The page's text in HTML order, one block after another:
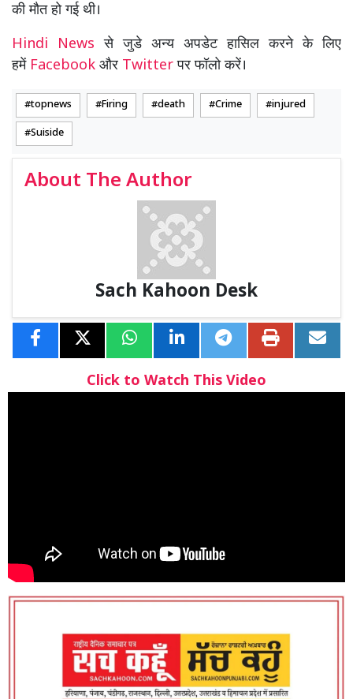
की मौत हो गई थी।
Hindi Newsसे जुडे अन्य अपडेट हासिल करने के लिए
हमें Facebook और Twitterपर फॉलो करें।
topnews Firing death Crime injured
Suiside
About The Author
Sach Kahoon Desk
Click to Watch This Video